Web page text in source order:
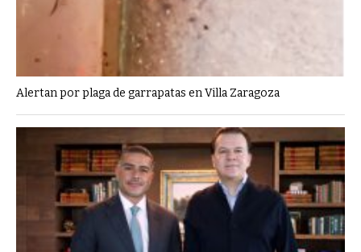
Alertan por plaga de garrapatas en Villa Zaragoza